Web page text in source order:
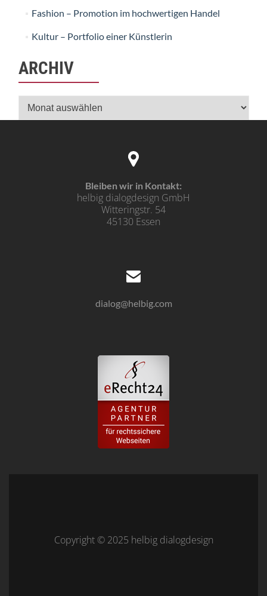
Fashion – Promotion im hochwertigen Handel
Kultur – Portfolio einer Künstlerin
ARCHIV
Archiv
Bleiben wir in Kontakt:
helbig dialogdesign GmbH
Witteringstr. 54
45130 Essen
dialog@helbig.com
Copyright © 2025 helbig dialogdesign